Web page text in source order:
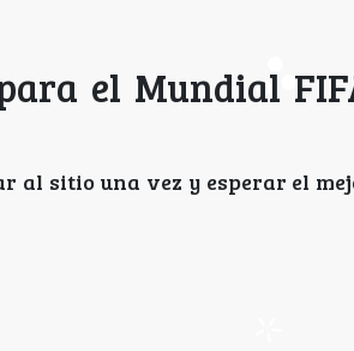
el Mundial
al sitio una vez y esperar el